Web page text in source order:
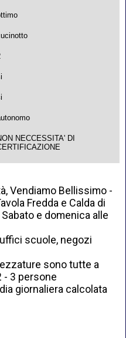
NECCESSITA' DI
Vendiamo Bellissimo -
Fredda e Calda di
e domenica alle
scuole, negozi
sono tutte a
- 3 persone
giornaliera calcolata